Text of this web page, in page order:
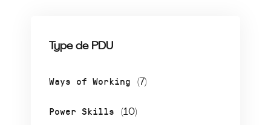
Type de PDU
Ways of Working (7)
Power Skills (10)